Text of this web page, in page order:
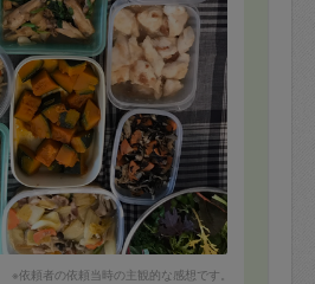
菜
げ煮』が本当に美味！
柔らかく、味もほどよく染み込ん
味しく食べる方法を研究中だそう
だきました。
しようと思います。
※依頼者の依頼当時の主観的な感想です。